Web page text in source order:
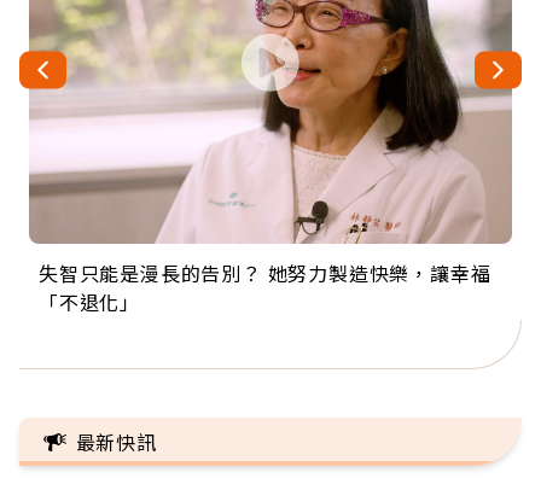
失智只能是漫長的告別？ 她努力製造快樂，讓幸福
「不退化」
來自剛果的巧克力神父 為台灣奉獻36年 「台灣是我
的家，我連作夢都講台語！」
63歲卸矽谷副總、搬回台灣找快樂！「蛋黃哥小
丑」走進安養院，逗樂上萬爺奶：退休後才開始真
104歲打破金氏世界紀錄 成為全球最年長羽球選
手，分享長壽的秘密原來是「這個」
事業巔峰他選擇追夢…黑手阿伯拉小提琴還登上小
巨蛋！連CNN都大讚！
最新快訊